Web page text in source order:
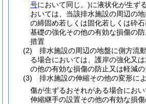
号において同じ。)に液状化が生ず
おいては、当該排水施設の周辺の
の締固め若しくは固化若しくは砕
基礎の強化その他の有効な損傷の
措置
(2)
排水施設の周辺の地盤に側方流
る場合においては、護岸の強化又
の他の有効な損傷の防止又は軽減
(3)
排水施設の伸縮その他の変形に
傷が生ずるおそれがある場合にお
伸縮継手の設置その他の有効な損